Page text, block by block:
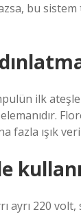
bu
ilk
fazla ışık
ayrı 220